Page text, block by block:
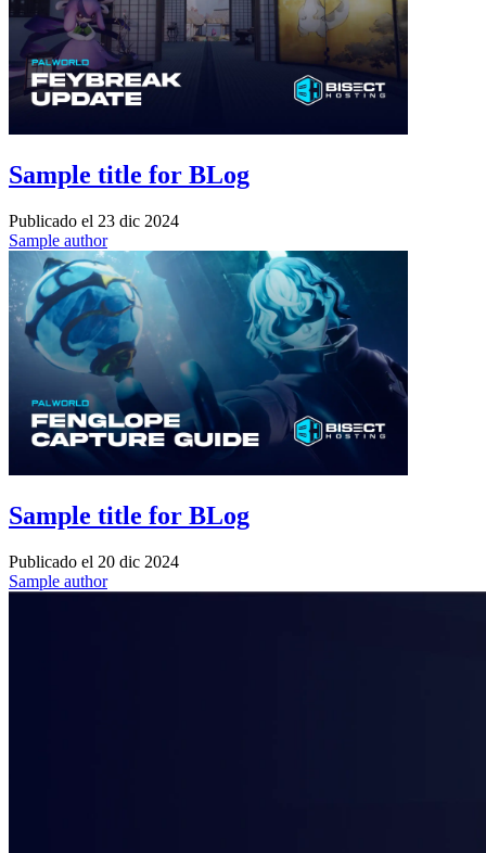
Sample title for BLog
Publicado el 23 dic 2024
Sample author
Sample title for BLog
Publicado el 20 dic 2024
Sample author